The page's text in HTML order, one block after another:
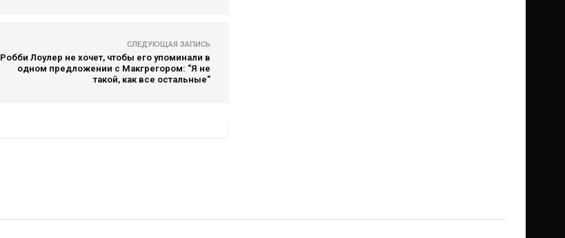
СЛЕДУЮЩАЯ ЗАПИСЬ
Робби Лоулер не хочет, чтобы его упоминали в
одном предложении с Макгрегором: "Я не
такой, как все остальные"